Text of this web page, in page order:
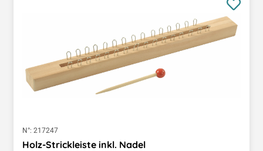
N°: 217247
Holz-Strickleiste inkl. Nadel